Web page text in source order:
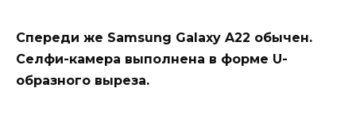
Спереди же Samsung Galaxy A22 обычен.
Селфи-камера выполнена в форме U-
образного выреза.